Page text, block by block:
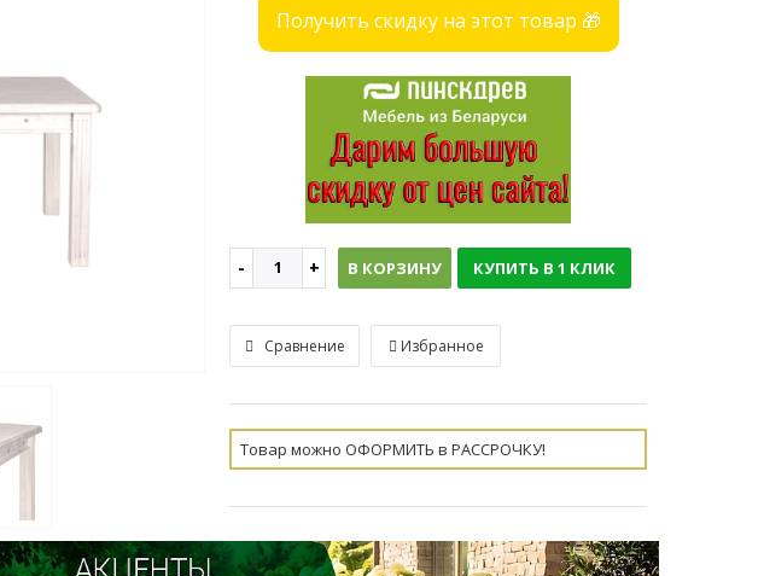
Получить скидку на этот товар 🎁
В КОРЗИНУ КУПИТЬ В 1 КЛИК
Сравнение Избранное
Товар можно ОФОРМИТЬ в РАССРОЧКУ!